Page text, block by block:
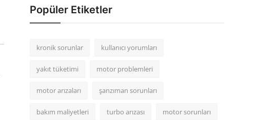
Popüler Etiketler
kronik sorunlar kullanıcı yorumları
yakıt tüketimi motor problemleri
motor arızaları şanzıman sorunları
bakım maliyetleri turbo arızası motor sorunları